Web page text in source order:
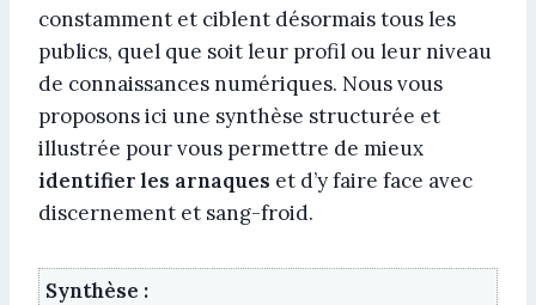
constamment et ciblent désormais tous les
publics, quel que soit leur profil ou leur niveau
de connaissances numériques. Nous vous
proposons ici une synthèse structurée et
illustrée pour vous permettre de mieux
identifier les arnaques et d’y faire face avec
discernement et sang-froid.
Synthèse :